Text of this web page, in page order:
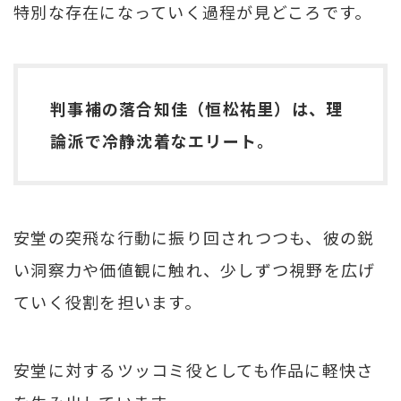
特別な存在になっていく過程が見どころです。
判事補の落合知佳（恒松祐里）は、理
論派で冷静沈着なエリート。
安堂の突飛な行動に振り回されつつも、彼の鋭
い洞察力や価値観に触れ、少しずつ視野を広げ
ていく役割を担います。
安堂に対するツッコミ役としても作品に軽快さ